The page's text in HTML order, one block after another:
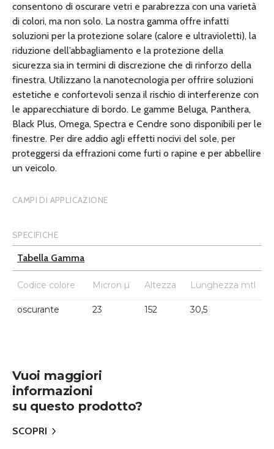
consentono di oscurare vetri e parabrezza con una varietà
di colori, ma non solo. La nostra gamma offre infatti
soluzioni per la protezione solare (calore e ultravioletti), la
riduzione dell’abbagliamento e la protezione della
sicurezza sia in termini di discrezione che di rinforzo della
finestra. Utilizzano la nanotecnologia per offrire soluzioni
estetiche e confortevoli senza il rischio di interferenze con
le apparecchiature di bordo. Le gamme Beluga, Panthera,
Black Plus, Omega, Spectra e Cendre sono disponibili per le
finestre. Per dire addio agli effetti nocivi del sole, per
proteggersi da effrazioni come furti o rapine e per abbellire
un veicolo.
CAMPI DI APPLICAZIONE
SPECIFICHE
Tabella Gamma
Codice colore Micron µ Altezza Lunghezza mtl
oscurante 23 152 30,5
Vuoi maggiori
informazioni
su questo prodotto?
SCOPRI